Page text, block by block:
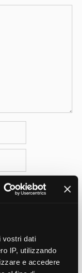
vostri dati
IP, utilizzando
e accedere